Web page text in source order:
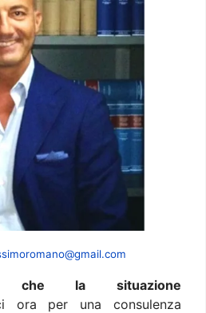
che la situazione
ora per una consulenza